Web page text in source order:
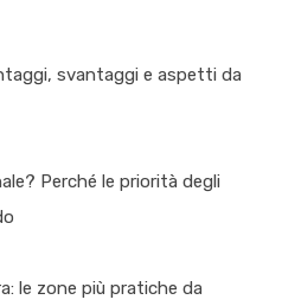
svantaggi e aspetti da
Perché le priorità degli
le zone più pratiche da